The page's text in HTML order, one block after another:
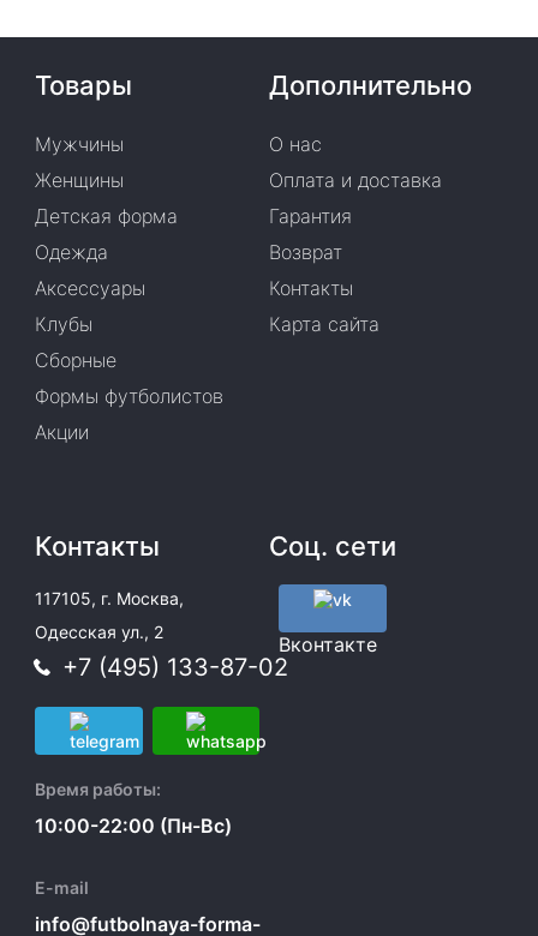
Товары
Мужчины
Женщины
Детская форма
Одежда
Аксессуары
Клубы
Сборные
Формы футболистов
Акции
Дополнительно
О нас
Оплата и доставка
Гарантия
Возврат
Контакты
Карта сайта
Контакты
117105, г. Москва,
Одесская ул., 2
+7 (495) 133-87-02
Время работы:
10:00-22:00 (Пн-Вс)
E-mail
info@futbolnaya-forma-
Соц. сети
Вконтакте